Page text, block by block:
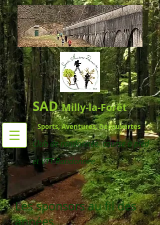
SADMilly-la-Forêt
Sports, Aventures, Découvertes
Club de randonnée,course à pied
et VTT Randonnée
Les sponsors au fil des
années